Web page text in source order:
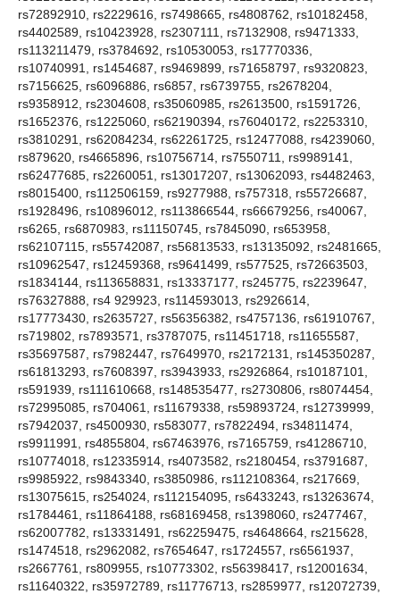
rs72892910, rs2229616, rs7498665, rs4808762, rs10182458,
rs4402589, rs10423928, rs2307111, rs7132908, rs9471333,
rs113211479, rs3784692, rs10530053, rs17770336,
rs10740991, rs1454687, rs9469899, rs71658797, rs9320823,
rs7156625, rs6096886, rs6857, rs6739755, rs2678204,
rs9358912, rs2304608, rs35060985, rs2613500, rs1591726,
rs1652376, rs1225060, rs62190394, rs76040172, rs2253310,
rs3810291, rs62084234, rs62261725, rs12477088, rs4239060,
rs879620, rs4665896, rs10756714, rs7550711, rs9989141,
rs62477685, rs2260051, rs13017207, rs13062093, rs4482463,
rs8015400, rs112506159, rs9277988, rs757318, rs55726687,
rs1928496, rs10896012, rs113866544, rs66679256, rs40067,
rs6265, rs6870983, rs11150745, rs7845090, rs653958,
rs62107115, rs55742087, rs56813533, rs13135092, rs2481665,
rs10962547, rs12459368, rs9641499, rs577525, rs72663503,
rs1834144, rs113658831, rs13337177, rs245775, rs2239647,
rs76327888, rs4 929923, rs114593013, rs2926614,
rs17773430, rs2635727, rs56356382, rs4757136, rs61910767,
rs719802, rs7893571, rs3787075, rs11451718, rs11655587,
rs35697587, rs7982447, rs7649970, rs2172131, rs145350287,
rs61813293, rs7608397, rs3943933, rs2926864, rs10187101,
rs591939, rs111610668, rs148535477, rs2730806, rs8074454,
rs72995085, rs704061, rs11679338, rs59893724, rs12739999,
rs7942037, rs4500930, rs583077, rs7822494, rs34811474,
rs9911991, rs4855804, rs67463976, rs7165759, rs41286710,
rs10774018, rs12335914, rs4073582, rs2180454, rs3791687,
rs9985922, rs9843340, rs3850986, rs112108364, rs217669,
rs13075615, rs254024, rs112154095, rs6433243, rs13263674,
rs1784461, rs11864188, rs68169458, rs1398060, rs2477467,
rs62007782, rs13331491, rs62259475, rs4648664, rs215628,
rs1474518, rs2962082, rs7654647, rs1724557, rs6561937,
rs2667761, rs809955, rs10773302, rs56398417, rs12001634,
rs11640322, rs35972789, rs11776713, rs2859977, rs12072739,